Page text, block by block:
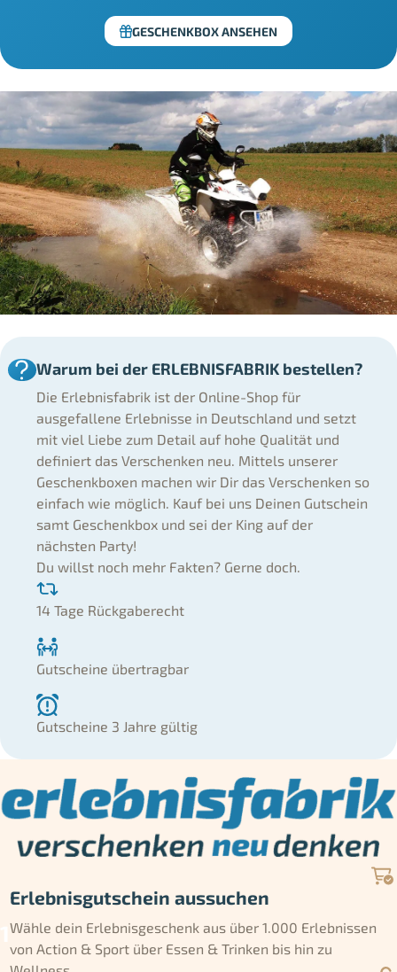
GESCHENKBOX ANSEHEN
Warum bei der ERLEBNISFABRIK bestellen?
Die Erlebnisfabrik ist der Online-Shop für
ausgefallene Erlebnisse in Deutschland und setzt
mit viel Liebe zum Detail auf hohe Qualität und
definiert das Verschenken neu. Mittels unserer
Geschenkboxen machen wir Dir das Verschenken so
einfach wie möglich. Kauf bei uns Deinen Gutschein
samt Geschenkbox und sei der King auf der
nächsten Party!
Du willst noch mehr Fakten? Gerne doch.
14 Tage Rückgaberecht
Gutscheine übertragbar
Gutscheine 3 Jahre gültig
Erlebnisgutschein aussuchen
Wähle dein Erlebnisgeschenk aus über 1.000 Erlebnissen
von Action & Sport über Essen & Trinken bis hin zu